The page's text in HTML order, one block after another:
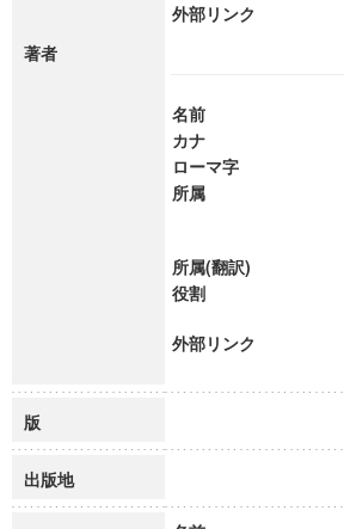
著者
外部リンク
名前
カナ
ローマ字
所属
所属(翻訳)
役割
外部リンク
版
出版地